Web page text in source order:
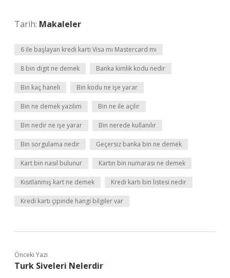
Tarih: Makaleler
6 ile başlayan kredi kartı Visa mı Mastercard mı
8 bin digit ne demek Banka kimlik kodu nedir
Bin kaç haneli Bin kodu ne işe yarar
Bin ne demek yazılım Bin ne ile açılır
Bin nedir ne işe yarar Bin nerede kullanılır
Bin sorgulama nedir Geçersiz banka bin ne demek
Kart bin nasıl bulunur Kartın bin numarası ne demek
Kısıtlanmış kart ne demek Kredi kartı bin listesi nedir
Kredi kartı çipinde hangi bilgiler var
Önceki Yazı
Turk Siveleri Nelerdir